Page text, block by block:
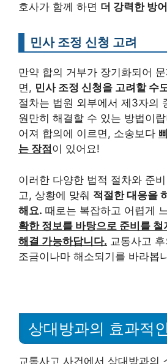
호사가 함께 하면 더 강력한 방
민사 조정 신청 고려
만약 합의 거부가 장기화되어
면, 민사 조정 신청을 고려할 수
절차는 법원 외부에서 제3자의
원만히 해결할 수 있는 방법이
어져 합의에 이르면, 소송보다
는 장점 이 있어요!
이러한 다양한 법적 절차와 준
고, 상황에 맞춰 적절한 대응을
해요. 때로는 복잡하고 어렵게
확한 정보를 바탕으로 준비를 철
해결 가능하답니다. 교통사고
조금이나마 해소되기를 바라봅
상대방과의 효과적
교통사고 사건에서 상대방과의